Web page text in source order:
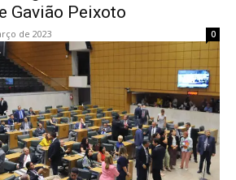
Gavião Peixoto
de 2023 0